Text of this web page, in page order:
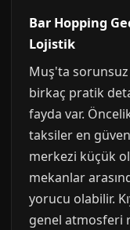
Bar Hopping
Lojistik
Muş'ta
birkaç pratik
fayda var.
taksiler en
merkezi küçük
mekanlar
yorucu olabilir.
genel atmosferi